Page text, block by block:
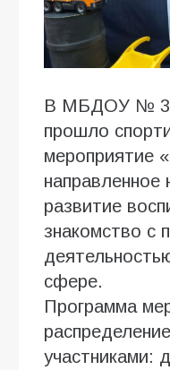
В МБДОУ № 35
прошло
мероприятие
направленное
развитие
знакомство с
сфере.
Программа
участниками: